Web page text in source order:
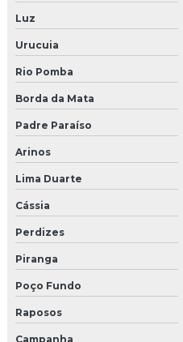
Luz
Urucuia
Rio Pomba
Borda da Mata
Padre Paraíso
Arinos
Lima Duarte
Cássia
Perdizes
Piranga
Poço Fundo
Raposos
Campanha